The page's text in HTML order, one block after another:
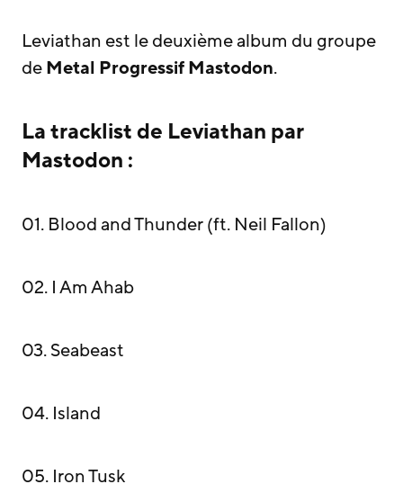
Leviathan est le deuxième album du groupe
deMetal ProgressifMastodon.
La tracklist de Leviathan par
Mastodon :
01. Blood and Thunder (ft. Neil Fallon)
02. I Am Ahab
03. Seabeast
04. Island
05. Iron Tusk